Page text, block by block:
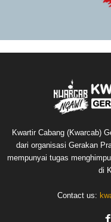
Kwartir Cabang (Kwarcab)
dari organisasi Gerakan
mempunyai tugas
di
Contact us: